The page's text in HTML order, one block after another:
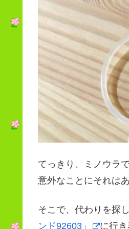
てっきり、ミノウラ
意外なことにそれは
そこで、代わりを探
ンド92603」
に行き